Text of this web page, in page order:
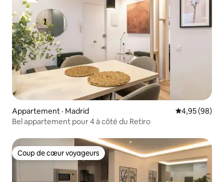
Appartement · Madrid Note
4,95 (98)
Bel appartement pour 4 à côté du Retiro
Coup de cœur voyageurs
Coup de cœur voyageurs